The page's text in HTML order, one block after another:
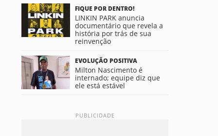
FIQUE POR DENTRO!
LINKIN PARK anuncia
documentário que revela a
história por trás de sua
reinvenção
EVOLUÇÃO POSITIVA
Milton Nascimento é
internado; equipe diz que
ele está estável